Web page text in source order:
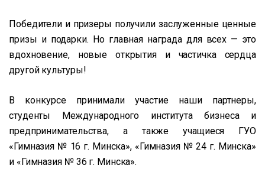
Победители и призеры получили заслуженные ценные
призы и подарки. Но главная награда для всех — это
вдохновение, новые открытия и частичка сердца
другой культуры!
В конкурсе принимали участие наши партнеры,
студенты Международного института бизнеса и
предпринимательства, а также учащиеся ГУО
«Гимназия № 16 г. Минска», «Гимназия № 24 г. Минска»
и «Гимназия № 36 г. Минска».